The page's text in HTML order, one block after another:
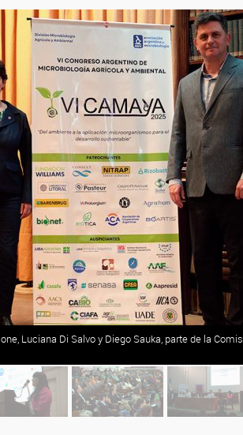
Luciana Di Salvo y Diego Sauka, parte de la